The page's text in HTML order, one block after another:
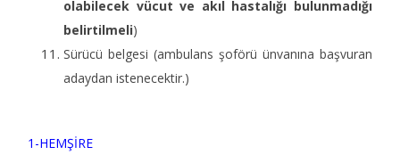
olabilecek vücut ve akıl hastalığı bulunmadığı
belirtilmeli)
Sürücü belgesi (ambulans şoförü ünvanına başvuran
adaydan istenecektir.)
1-HEMŞİRE